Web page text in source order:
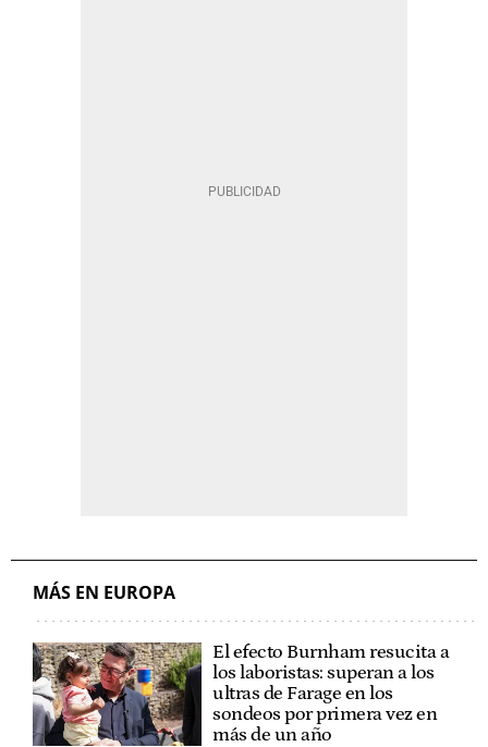
MÁS EN EUROPA
El efecto Burnham resucita a
los laboristas: superan a los
ultras de Farage en los
sondeos por primera vez en
más de un año